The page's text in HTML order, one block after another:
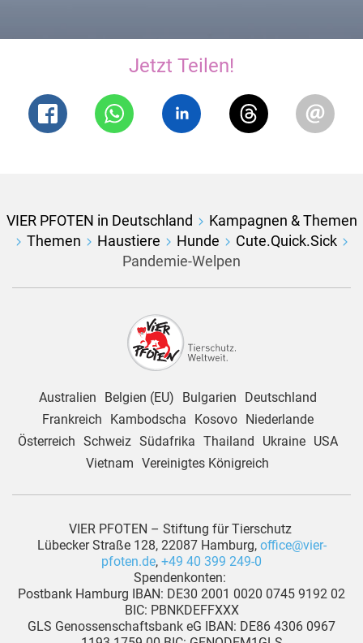
Jetzt Teilen!
VIER PFOTEN in Deutschland
Kampagnen & Themen
Themen
Haustiere Hunde
Cute.Quick.Sick
Pandemie-Welpen
Australien Belgien (EU) Bulgarien
Deutschland
Frankreich
Kambodscha Kosovo
Niederlande
Österreich Schweiz Südafrika Thailand Ukraine
USA
Vietnam Vereinigtes Königreich
VIER PFOTEN – Stiftung für Tierschutz
Lübecker Straße 128, 22087 Hamburg, office@vier-
pfoten.de, +49 40 399 249-0
Spendenkonten:
Postbank Hamburg IBAN: DE30 2001 0020 0745 9192 02
BIC: PBNKDEFFXXX
GLS Genossenschaftsbank eG IBAN: DE86 4306 0967